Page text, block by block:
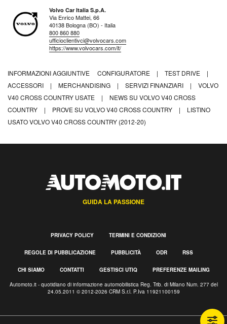
Volvo Car Italia S.p.A.
Via Enrico Mattei, 66
40138 Bologna (BO) - Italia
800 860 880
ufficioclientivci@volvocars.com
https://www.volvocars.com/it/
INFORMAZIONI AGGIUNTIVE CONFIGURATORE | TEST DRIVE
|
ACCESSORI
| MERCHANDISING | SERVIZI FINANZIARI |
VOLVO
V40 CROSS COUNTRY USATE
|
NEWS SU VOLVO V40 CROSS
COUNTRY
| PROVE SU VOLVO V40 CROSS COUNTRY |
LISTINO
USATO VOLVO V40 CROSS COUNTRY (2012-20)
GUIDA LA PASSIONE
PRIVACY POLICY TERMINI E CONDIZIONI
REGOLE DI PUBBLICAZIONE PUBBLICITÀ ODR RSS
CHI SIAMO CONTATTI GESTISCI UTIQ PREFERENZE MAILING
Automoto.it - quotidiano di informazione automobilistica Reg. Trib. di Milano Num. 277 del
24.05.2011 © 2012-2026 CRM S.r.l. P.Iva 11921100159